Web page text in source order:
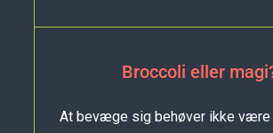
Broccoli eller
At bevæge sig behøver ikke være